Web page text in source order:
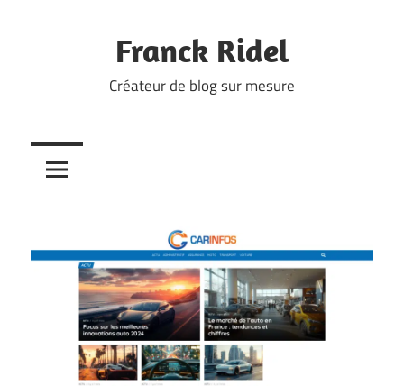
Franck Ridel
Créateur de blog sur mesure